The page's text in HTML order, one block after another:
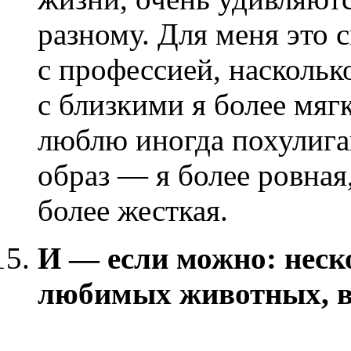
разному. Для меня это
с профессией,
с близкими я более
люблю иногда
образ — я более
более жесткая.
И — если можно:
любимых животных,